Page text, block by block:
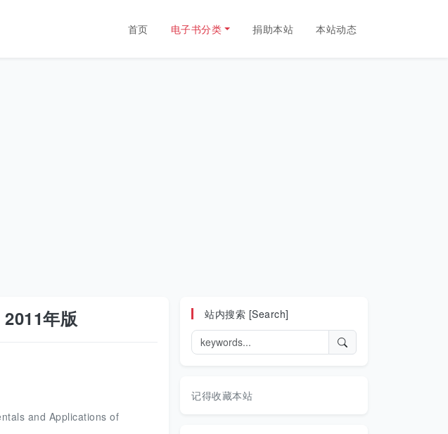
首页 电子书分类 捐助本站 本站动态
年版
and Applications of
站内搜索 [Search]
记得收藏本站